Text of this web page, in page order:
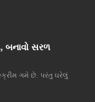
બનાવો સરળ
ગમે છે. પરંતુ ઘરેલું